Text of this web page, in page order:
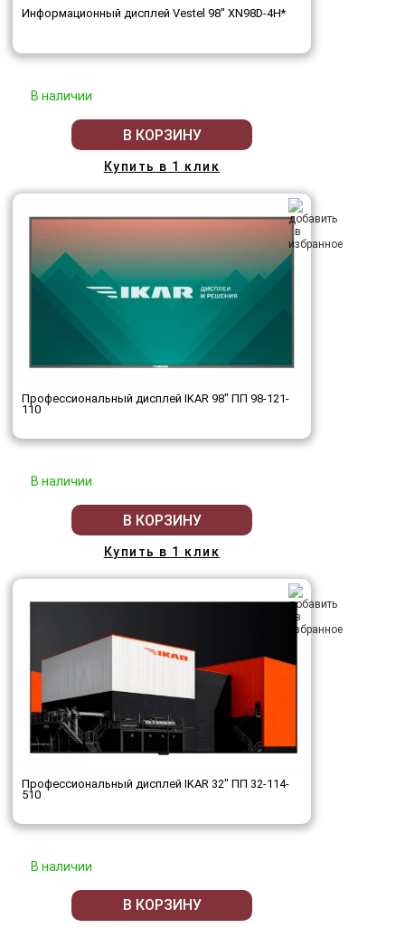
Информационный дисплей Vestel 98" XN98D-4H*
В наличии
В КОРЗИНУ
Купить в 1 клик
Профессиональный дисплей IKAR 98" ПП 98-121-
110
В наличии
В КОРЗИНУ
Купить в 1 клик
Профессиональный дисплей IKAR 32" ПП 32-114-
510
В наличии
В КОРЗИНУ